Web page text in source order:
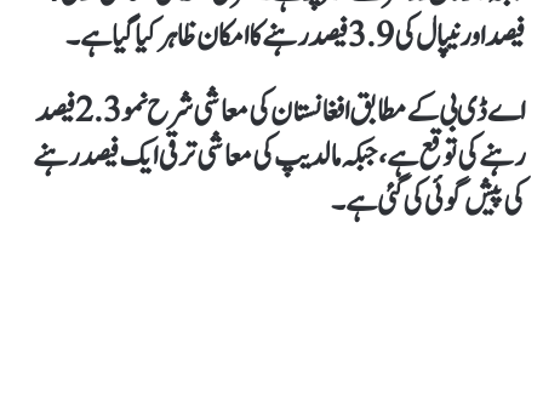
فیصد اور نیپال کی 3.9 فیصد رہنے کا امکان ظاہر کیا گیا ہے۔
اے ڈی بی کے مطابق افغانستان کی معاشی شرح نمو 2.3 فیصد
رہنے کی توقع ہے، جبکہ مالدیپ کی معاشی ترقی ایک فیصد رہنے
کی پیش گوئی کی گئی ہے۔